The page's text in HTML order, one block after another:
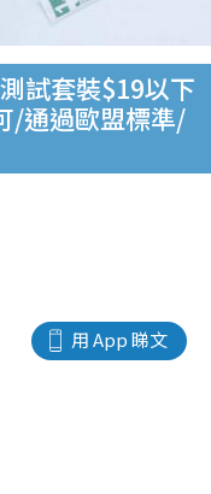
試套裝$19以下
/通過歐盟標準/
用 App 睇文